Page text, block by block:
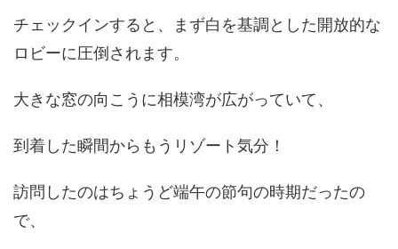
チェックインすると、まず白を基調とした開放的な
ロビーに圧倒されます。
大きな窓の向こうに相模湾が広がっていて、
到着した瞬間からもうリゾート気分！
訪問したのはちょうど端午の節句の時期だったの
で、